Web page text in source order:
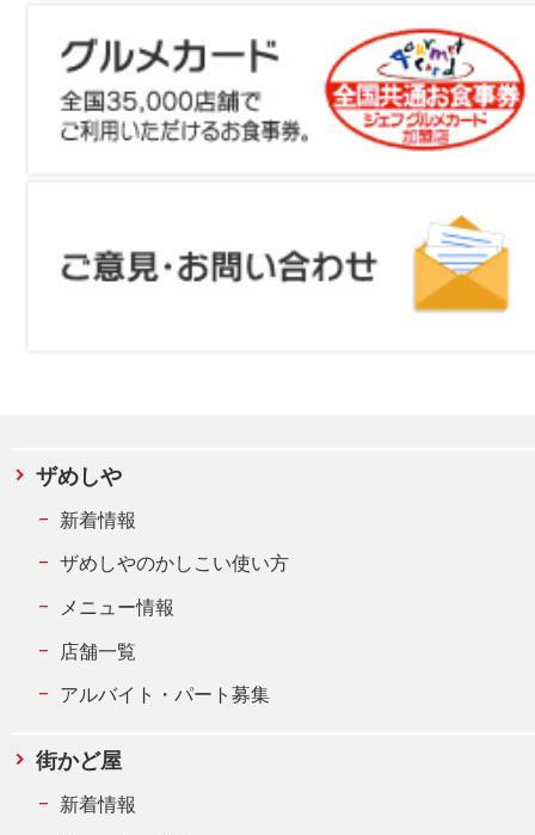
ザめしや
新着情報
ザめしやのかしこい使い方
メニュー情報
店舗一覧
アルバイト・パート募集
街かど屋
新着情報